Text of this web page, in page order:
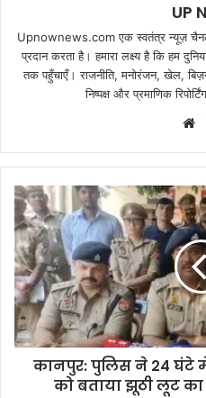
UP
Upnownews.com एक स्वतंत्र न्यूज़
प्रदान करता है। हमारा लक्ष्य है कि हम
तक पहुँचाएँ। राजनीति, मनोरंजन, खेल,
निष्पक्ष और प्रमाणिक
कानपुर: पुलिस ने 24 घंटे
को बताया झूठी लूट